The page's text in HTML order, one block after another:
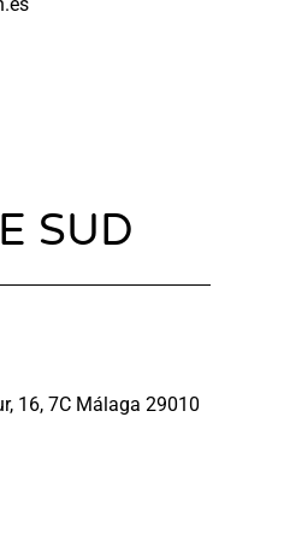
SUD
16, 7C Málaga 29010